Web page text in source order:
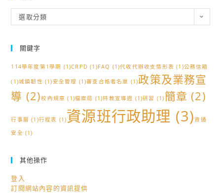
類
選取分類
關鍵字
114學年度第1學期 (1)CRPD (1)FAQ (1)代收代辦收支情形表 (1)公務信箱
(1)城鎮韌性 (1)安全管理 (1)審查合格者名單 (1)政策及業務宣
導 (2)校內規章 (1)檔案局 (1)特教宣導週 (1)研習 (1) 簡章 (2)
行事曆 (1)行程表 (1)資源班行政助理 (3)資通
安全 (1)
其他操作
登入
訂閱網站內容的資訊提供